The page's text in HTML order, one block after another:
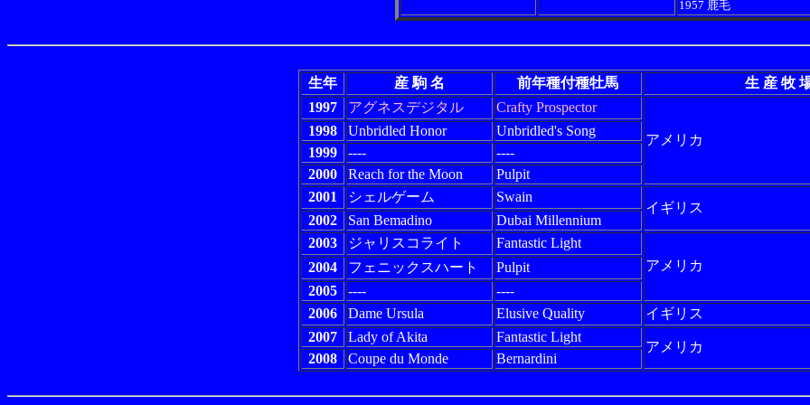
1957 鹿毛
生年 産 駒 名 前年種付種牡馬
生 産 牧
1997
アグネスデジタル Crafty Prospector
アメリカ
1998 Unbridled Honor
Unbridled's Song
1999
----
----
2000
Reach for the Moon
Pulpit
2001
シェルゲーム Swain
イギリス
2002
San Bemadino
Dubai Millennium
2003
ジャリスコライト
Fantastic Light
アメリカ
2004 フェニックスハート
Pulpit
2005
----
----
2006
Dame Ursula Elusive Quality
イギリス
2007
Lady of Akita Fantastic Light
アメリカ
2008 Coupe du Monde Bernardini